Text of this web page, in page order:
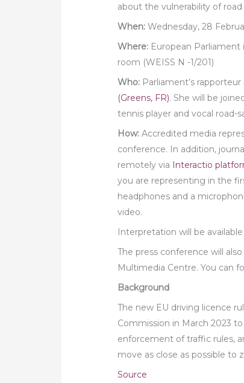
about the vulnerability of
When:Wednesday, 28
Where: European Parliament
room (WEISS N -1/201)
Who: Parliament’s
(Greens, FR). She will be
tennis player and vocal road-
How:Accredited media
conference. In addition,
remotely via Interactio
you are representing in the
headphones and a
video.
Interpretation will be
The press conference will
Multimedia Centre. You can
Background
The new EU driving licence
Commission in March 2023
enforcement of traffic rules,
move as close as possible to
Source